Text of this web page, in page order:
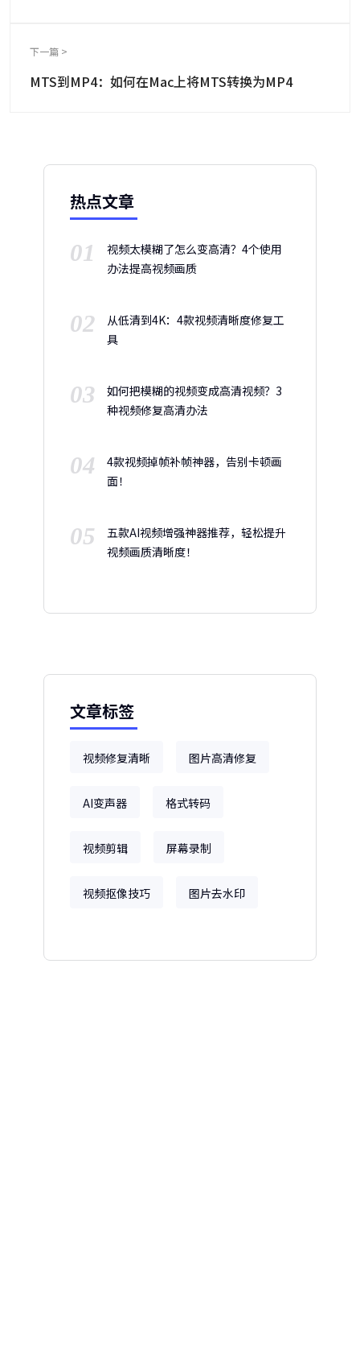
下一篇 >
MTS到MP4：如何在Mac上将MTS转换为MP4
热点文章
01
视频太模糊了怎么变高清？4个使用
办法提高视频画质
02
从低清到4K：4款视频清晰度修复工
具
03
如何把模糊的视频变成高清视频？3
种视频修复高清办法
04
4款视频掉帧补帧神器，告别卡顿画
面！
05
五款AI视频增强神器推荐，轻松提升
视频画质清晰度！
文章标签
视频修复清晰 图片高清修复
AI变声器 格式转码
视频剪辑 屏幕录制
视频抠像技巧 图片去水印